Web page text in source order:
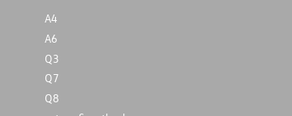
A4
A6
Q3
Q7
Q8